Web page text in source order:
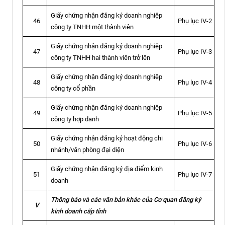
46
Giấy chứng nhận đăng ký doanh nghiệp
công ty TNHH một thành viên
Phụ lục IV-2
47
Giấy chứng nhận đăng ký doanh nghiệp
công ty TNHH hai thành viên trở lên
Phụ lục IV-3
48
Giấy chứng nhận đăng ký doanh nghiệp
công ty cổ phần
Phụ lục IV-4
49
Giấy chứng nhận đăng ký doanh nghiệp
công ty hợp danh
Phụ lục IV-5
50
Giấy chứng nhận đăng ký hoạt động chi
nhánh/văn phòng đại diện
Phụ lục IV-6
51
Giấy chứng nhận đăng ký địa điểm kinh
doanh
Phụ lục IV-7
V
Thông báo và các văn bản khác của Cơ quan đăng ký
kinh doanh cấp tỉnh